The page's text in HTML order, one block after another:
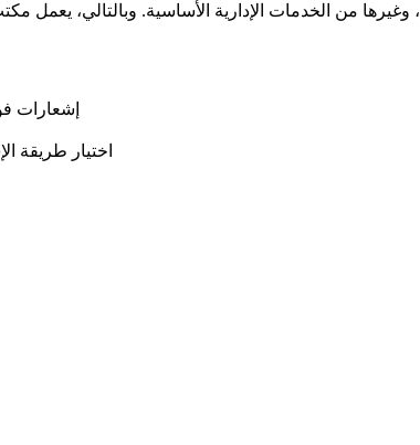
، وغيرها من الخدمات الإدارية الأساسية. وبالتالي،
إشعارات
اختيار طريقة